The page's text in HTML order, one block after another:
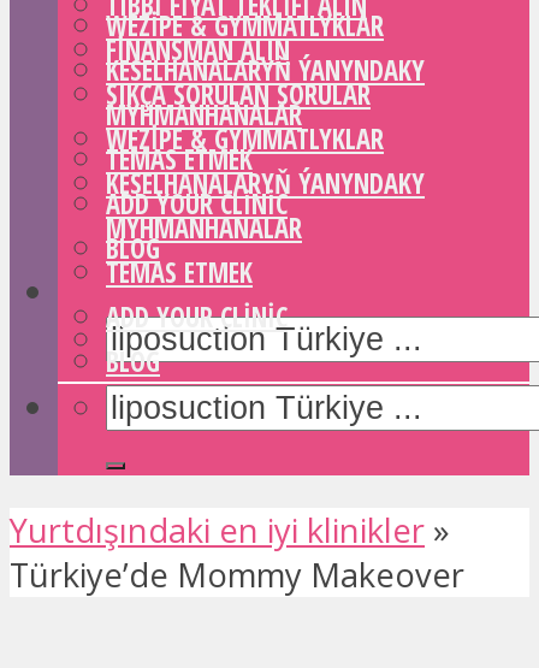
WEZIPE & GYMMATLYKLAR
KESELHANALARYŇ ÝANYNDAKY
MYHMANHANALAR
TEMAS ETMEK
ADD YOUR CLINIC
BLOG
FINANSMAN ALIN
SIKÇA SORULAN SORULAR
WEZIPE & GYMMATLYKLAR
KESELHANALARYŇ ÝANYNDAKY
MYHMANHANALAR
TEMAS ETMEK
ADD YOUR CLINIC
BLOG
Yurtdışındaki en iyi klinikler »
Türkiye’de Mommy Makeover